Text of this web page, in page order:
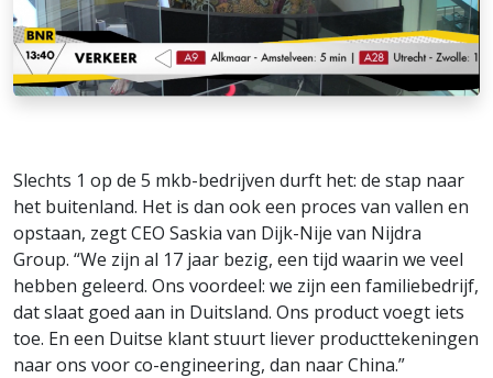
Slechts 1 op de 5 mkb-bedrijven durft het: de stap naar
het buitenland. Het is dan ook een proces van vallen en
opstaan, zegt CEO Saskia van Dijk-Nije van Nijdra
Group. “We zijn al 17 jaar bezig, een tijd waarin we veel
hebben geleerd. Ons voordeel: we zijn een familiebedrijf,
dat slaat goed aan in Duitsland. Ons product voegt iets
toe. En een Duitse klant stuurt liever producttekeningen
naar ons voor co-engineering, dan naar China.”